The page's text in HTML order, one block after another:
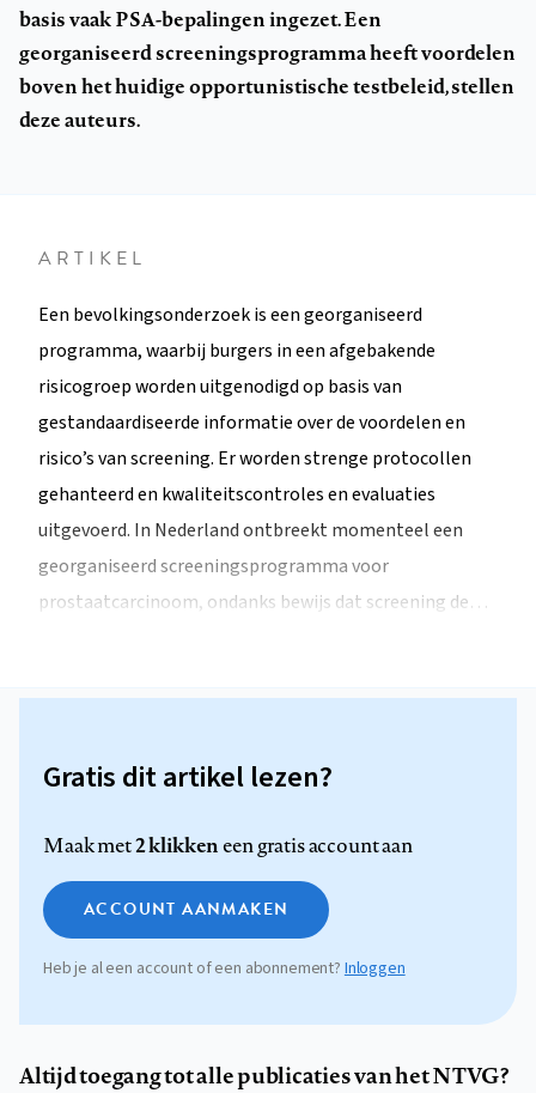
basis vaak PSA-bepalingen ingezet. Een
georganiseerd screeningsprogramma heeft voordelen
boven het huidige opportunistische testbeleid, stellen
deze auteurs.
ARTIKEL
Een bevolkingsonderzoek is een georganiseerd
programma, waarbij burgers in een afgebakende
risicogroep worden uitgenodigd op basis van
gestandaardiseerde informatie over de voordelen en
risico’s van screening. Er worden strenge protocollen
gehanteerd en kwaliteitscontroles en evaluaties
uitgevoerd. In Nederland ontbreekt momenteel een
georganiseerd screeningsprogramma voor
prostaatcarcinoom, ondanks bewijs dat screening de…
Gratis dit artikel lezen?
Maak met2 klikkeneen gratis account aan
ACCOUNT AANMAKEN
Heb je al een account of een abonnement? Inloggen
Altijd toegang tot alle publicaties van het NTVG?